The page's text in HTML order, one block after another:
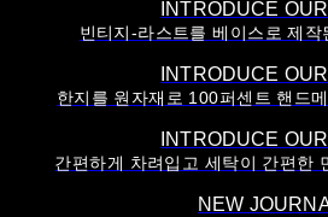
INTRODUCE
빈티지-라스트를 베이스로 제
INTRODUCE
한지를 원자재로 100퍼센트 핸드
INTRODUCE
간편하게 차려입고 세탁이 간편한
NEW